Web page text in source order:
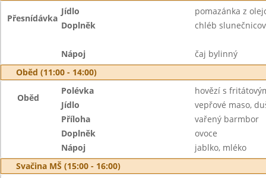
Přesnídávka
Jídlo
pomazánka z
Doplněk
chléb
Nápoj
čaj bylinný
Oběd (11:00 - 14:00)
Oběd
Polévka
hovězí s
Jídlo
vepřové maso,
Příloha
vařený barmbor
Doplněk
ovoce
Nápoj
jablko, mléko
Svačina MŠ (15:00 - 16:00)